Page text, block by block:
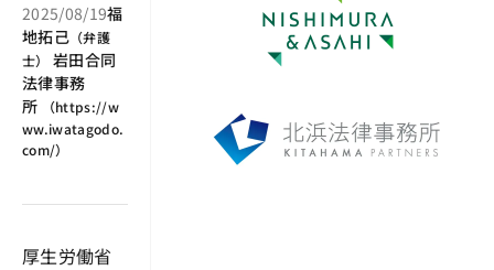
2025/08/19福
地拓己（弁護
士）
岩田合同
法律事務
所
（https://w
ww.iwatagodo.
com/）
厚生労働省